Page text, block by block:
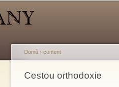
Jste zde
Domů › content
Cestou orthodoxie